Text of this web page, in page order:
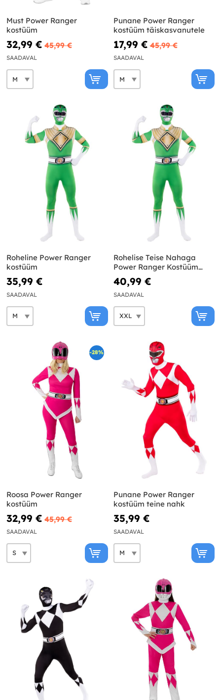
Must Power Ranger
kostüüm
32,99 € 45,99 €
SAADAVAL
Punane Power Ranger
kostüüm täiskasvanutele
17,99 € 45,99 €
SAADAVAL
Roheline Power Ranger
kostüüm
35,99 €
SAADAVAL
Rohelise Teise Nahaga
Power Ranger Kostüüm
Suurus Suur
40,99 €
SAADAVAL
-28%
Roosa Power Ranger
kostüüm
32,99 € 45,99 €
SAADAVAL
Punane Power Ranger
kostüüm teine nahk
35,99 €
SAADAVAL